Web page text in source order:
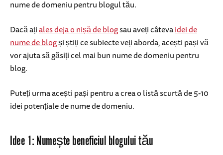
nume de domeniu pentru blogul tău.
Dacă ațiales deja o nișă de blogsau aveți câtevaidei de
nume de blogși știți ce subiecte veți aborda, acești pași vă
vor ajuta să găsiți cel mai bun nume de domeniu pentru
blog.
Puteți urma acești pași pentru a crea o listă scurtă de 5-10
idei potențiale de nume de domeniu.
Idee 1: Numește beneficiul blogului tău